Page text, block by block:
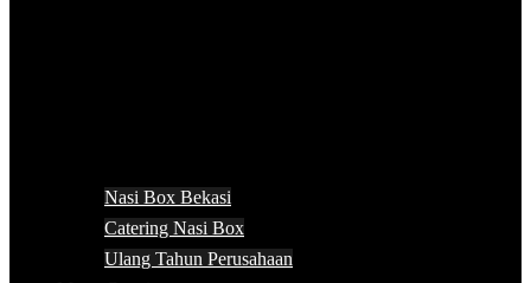
Nasi Box Bekasi
Catering Nasi Box
Ulang Tahun Perusahaan